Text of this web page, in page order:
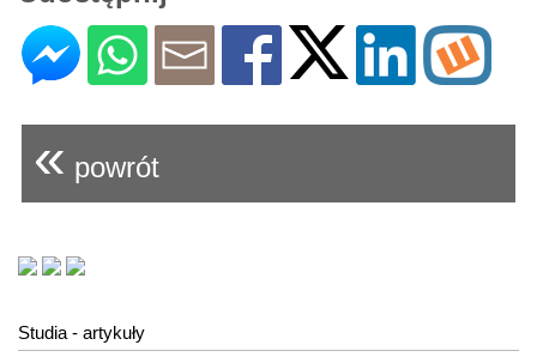
« powrót
Studia - artykuły